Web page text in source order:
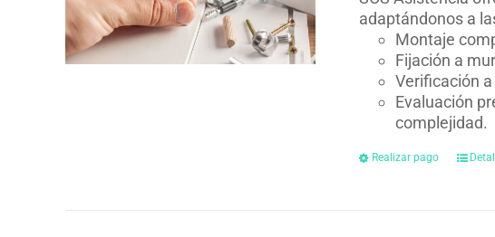
adaptándonos a
Montaje
Fijación a
Verificación
Evaluación
complejidad.
Realizar pago